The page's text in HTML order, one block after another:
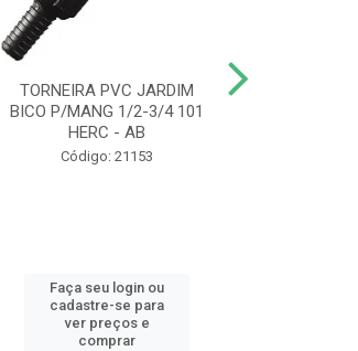
TORNEIRA PVC JARDIM
BICO P/MANG 1/2-3/4 101
HERC - AB
Código: 21153
Faça seu login ou
cadastre-se para
ver preços e
comprar